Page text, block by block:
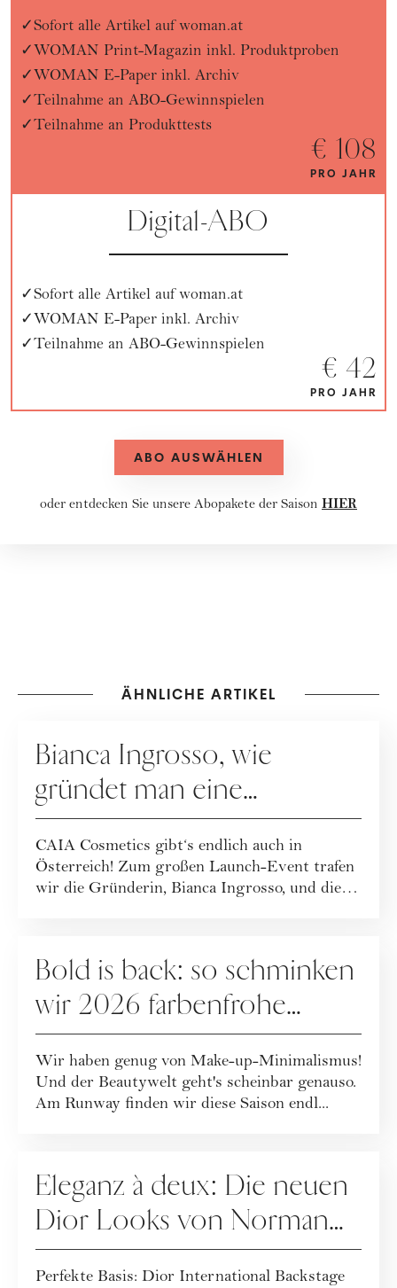
Sofort alle Artikel auf woman.at
WOMAN Print-Magazin inkl. Produktproben
WOMAN E-Paper inkl. Archiv
Teilnahme an ABO-Gewinnspielen
Teilnahme an Produkttests
€ 108
PRO JAHR
Digital-ABO
Sofort alle Artikel auf woman.at
WOMAN E-Paper inkl. Archiv
Teilnahme an ABO-Gewinnspielen
€ 42
PRO JAHR
ABO AUSWÄHLEN
oder entdecken Sie unsere Abopakete der Saison HIER
ÄHNLICHE ARTIKEL
Bianca Ingrosso, wie
gründet man eine
erfolgreiche Beauty-Brand?
CAIA Cosmetics gibt‘s endlich auch in
Österreich! Zum großen Launch-Event trafen
wir die Gründerin, Bianca Ingrosso, und die
Bold is back: so schminken
wir 2026 farbenfrohe
Make-up-Looks
Wir haben genug von Make-up-Minimalismus!
Und der Beautywelt geht's scheinbar genauso.
Am Runway finden wir diese Saison endl...
Eleganz à deux: Die neuen
Dior Looks von Norman
Pohl
Perfekte Basis: Dior International Backstage